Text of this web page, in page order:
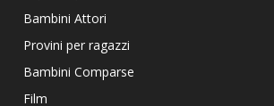
Bambini Attori
Provini per ragazzi
Bambini Comparse
Film